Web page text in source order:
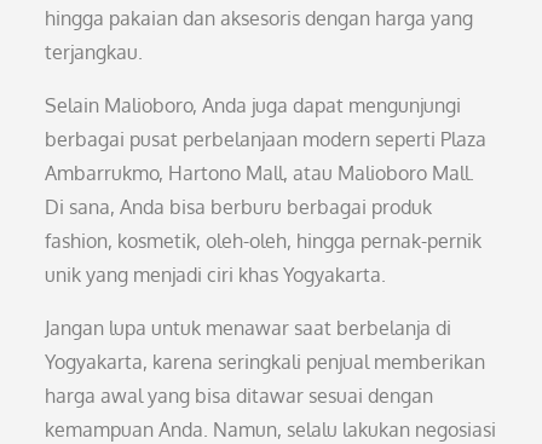
hingga pakaian dan aksesoris dengan harga yang
terjangkau.
Selain Malioboro, Anda juga dapat mengunjungi
berbagai pusat perbelanjaan modern seperti Plaza
Ambarrukmo, Hartono Mall, atau Malioboro Mall.
Di sana, Anda bisa berburu berbagai produk
fashion, kosmetik, oleh-oleh, hingga pernak-pernik
unik yang menjadi ciri khas Yogyakarta.
Jangan lupa untuk menawar saat berbelanja di
Yogyakarta, karena seringkali penjual memberikan
harga awal yang bisa ditawar sesuai dengan
kemampuan Anda. Namun, selalu lakukan negosiasi